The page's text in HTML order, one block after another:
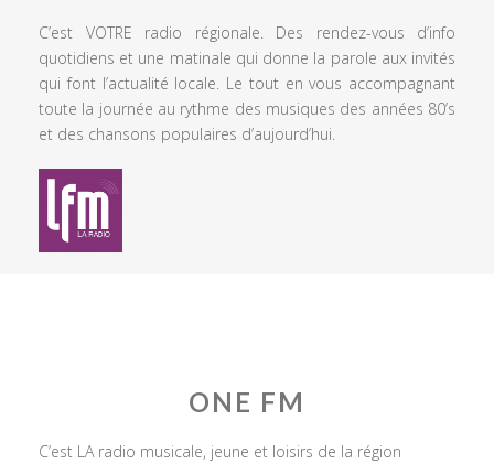
C’est VOTRE radio régionale. Des rendez-vous d’info
quotidiens et une matinale qui donne la parole aux invités
qui font l’actualité locale. Le tout en vous accompagnant
toute la journée au rythme des musiques des années 80’s
et des chansons populaires d’aujourd’hui.
ONE FM
C’est LA radio musicale, jeune et loisirs de la région